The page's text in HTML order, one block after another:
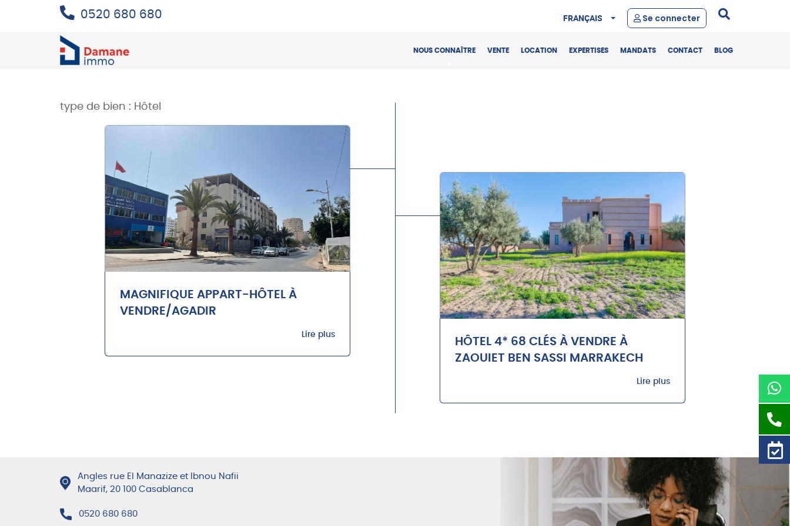
0520 680 680 Se connecter
FRANÇAIS
NOUS CONNAÎTRE VENTE LOCATION EXPERTISES MANDATS CONTACT BLOG
type de bien : Hôtel
MAGNIFIQUE APPART-HÔTEL À
VENDRE/AGADIR
Lire plus
HÔTEL 4* 68 CLÉS À VENDRE À
ZAOUIET BEN SASSI MARRAKECH
Lire plus
Angles rue El Manazize et Ibnou Nafii
Maarif, 20 100 Casablanca
0520 680 680